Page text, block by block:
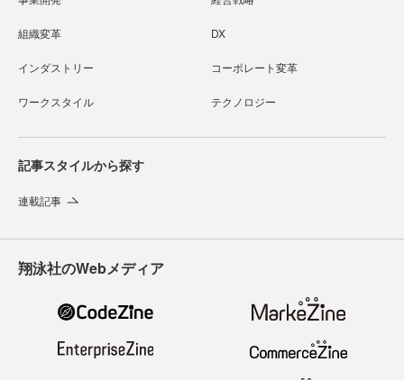
組織変革 DX
インダストリー コーポレート変革
ワークスタイル テクノロジー
記事スタイルから探す
連載記事
翔泳社のWebメディア